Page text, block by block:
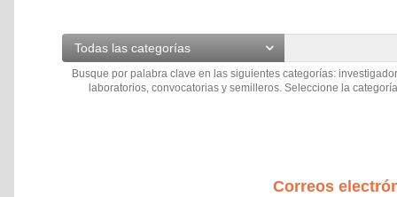
Todas las categorías
Busque por palabra clave en las siguientes categorías:
laboratorios, convocatorias y semilleros. Seleccione la
Correos